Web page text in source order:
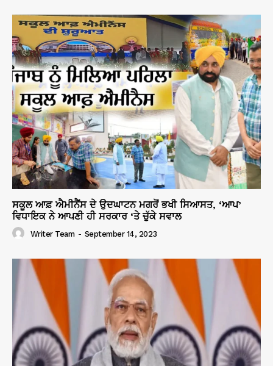
ਸਕੂਲ ਆਫ਼ ਐਮੀਨੈਂਸ ਦੇ ਉਦਘਾਟਨ ਮਗਰੋਂ ਭਖੀ ਸਿਆਸਤ, ‘ਆਪ’
ਵਿਧਾਇਕ ਨੇ ਆਪਣੀ ਹੀ ਸਰਕਾਰ ‘ਤੇ ਚੁੱਕੇ ਸਵਾਲ
Writer Team - September 14, 2023